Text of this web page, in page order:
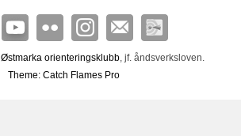
Østmarka orienteringsklubb, jf. åndsverksloven.
Theme: Catch Flames Pro